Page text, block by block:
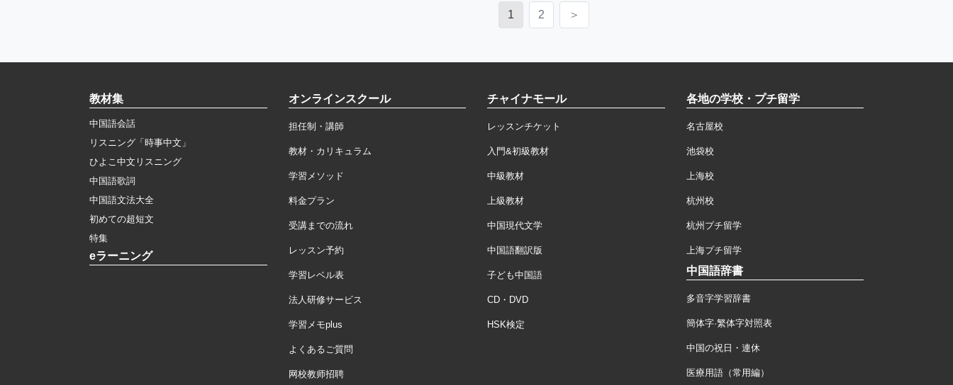
1 2 ＞
教材集
中国語会話
リスニング「時事中文」
ひよこ中文リスニング
中国語歌詞
中国語文法大全
初めての超短文
特集
eラーニング
オンラインスクール
担任制・講師
教材・カリキュラム
学習メソッド
料金プラン
受講までの流れ
レッスン予約
学習レベル表
法人研修サービス
学習メモplus
よくあるご質問
网校教师招聘
チャイナモール
レッスンチケット
入門&初級教材
中級教材
上級教材
中国現代文学
中国語翻訳版
子ども中国語
CD・DVD
HSK検定
各地の学校・プチ留学
名古屋校
池袋校
上海校
杭州校
杭州プチ留学
上海プチ留学
中国語辞書
多音字学習辞書
簡体字·繁体字対照表
中国の祝日・連休
医療用語（常用編）